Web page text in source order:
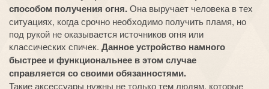
способом получения огня.Она выручает человека в тех
ситуациях, когда срочно необходимо получить пламя, но
под рукой не оказывается источников огня или
классических спичек. Данное устройство намного
быстрее и функциональнее в этом случае
справляется со своими обязанностями.
Такие аксессуары нужны не только тем людям, которые